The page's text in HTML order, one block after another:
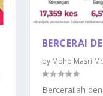
BERCERAI
by Mohd Masri
Bercerailah